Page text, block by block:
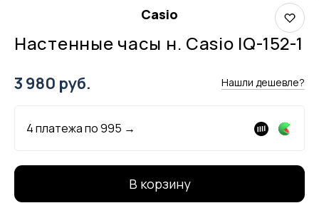
Casio
Настенные часы н. Casio IQ-152-1
3 980 руб. Нашли дешевле?
4 платежа по995 →
В корзину